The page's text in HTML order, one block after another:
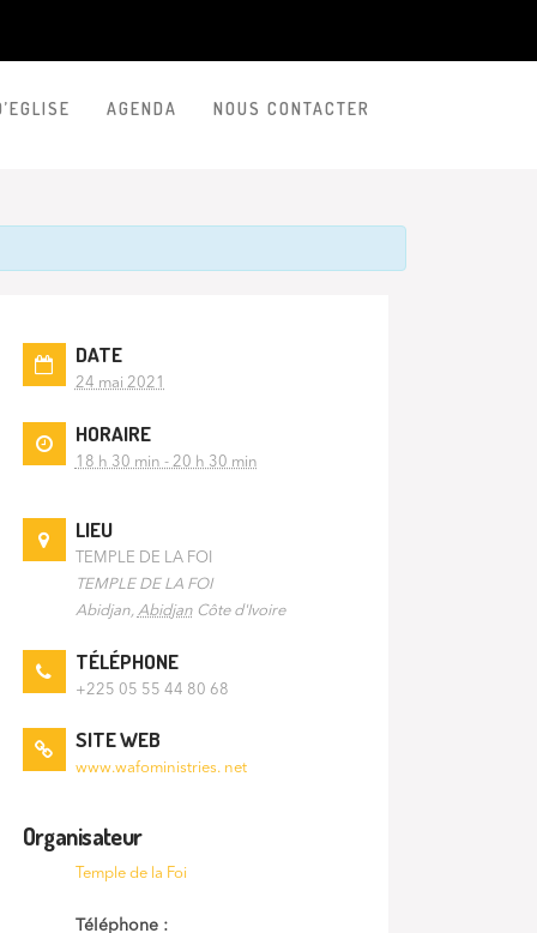
AGENDA NOUS CONTACTER
DATE
24 mai 2021
HORAIRE
18 h 30 min - 20 h 30 min
LIEU
TEMPLE DE LA FOI
TEMPLE DE LA FOI
Abidjan, Abidjan Côte d'Ivoire
TÉLÉPHONE
+225 05 55 44 80 68
SITE WEB
www.wafoministries. net
Organisateur
Temple de la Foi
Téléphone :